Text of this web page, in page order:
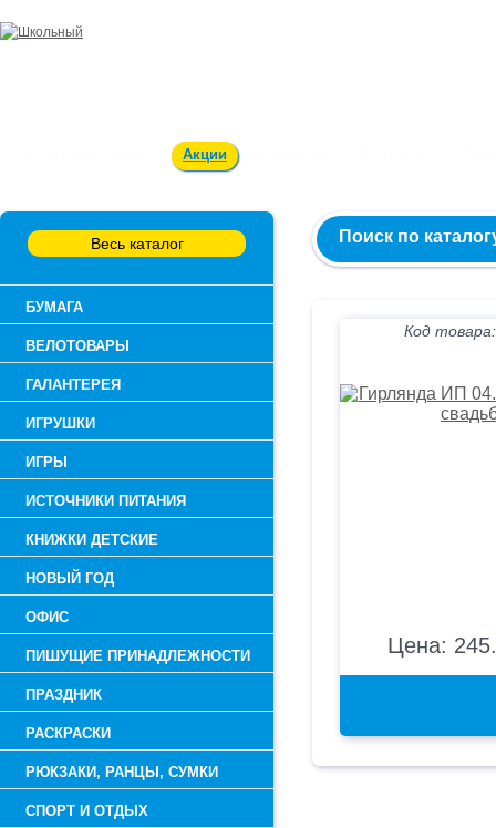
Акции
Весь каталог
БУМАГА
ВЕЛОТОВАРЫ
ГАЛАНТЕРЕЯ
ИГРУШКИ
ИГРЫ
ИСТОЧНИКИ ПИТАНИЯ
КНИЖКИ ДЕТСКИЕ
НОВЫЙ ГОД
ОФИС
ПИШУЩИЕ ПРИНАДЛЕЖНОСТИ
ПРАЗДНИК
РАСКРАСКИ
РЮКЗАКИ, РАНЦЫ, СУМКИ
СПОРТ И ОТДЫХ
Поиск по
Код
Цена: